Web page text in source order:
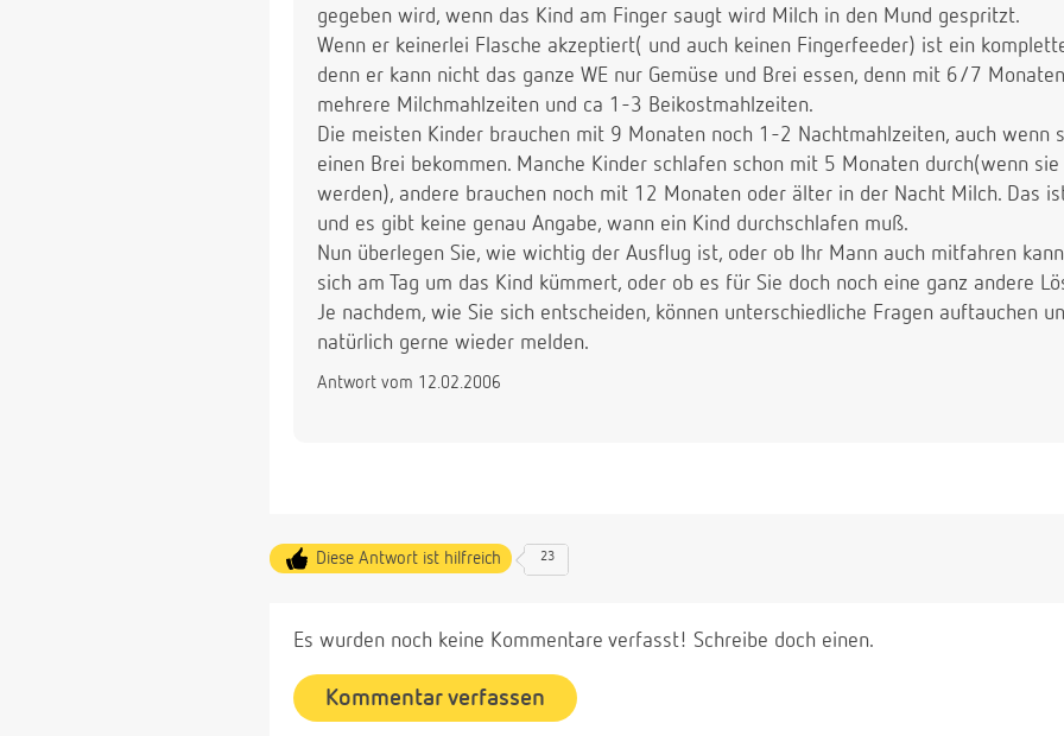
gegeben wird, wenn das Kind am Finger saugt wird Milch in den Mund gespritzt.
Wenn er keinerlei Flasche akzeptiert( und auch keinen Fingerfeeder) ist ein
denn er kann nicht das ganze WE nur Gemüse und Brei essen, denn mit 6/7
mehrere Milchmahlzeiten und ca 1-3 Beikostmahlzeiten.
Die meisten Kinder brauchen mit 9 Monaten noch 1-2 Nachtmahlzeiten, auch wenn
einen Brei bekommen. Manche Kinder schlafen schon mit 5 Monaten durch(wenn
werden), andere brauchen noch mit 12 Monaten oder älter in der Nacht Milch. Das
und es gibt keine genau Angabe, wann ein Kind durchschlafen muß.
Nun überlegen Sie, wie wichtig der Ausflug ist, oder ob Ihr Mann auch mitfahren
sich am Tag um das Kind kümmert, oder ob es für Sie doch noch eine ganz andere
Je nachdem, wie Sie sich entscheiden, können unterschiedliche Fragen auftauchen
natürlich gerne wieder melden.
Antwort vom 12.02.2006
Diese Antwort ist hilfreich 23
Es wurden noch keine Kommentare verfasst! Schreibe doch einen.
Kommentar verfassen